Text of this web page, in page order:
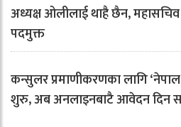
अध्यक्ष ओलीलाई थाहै छैन,
पदमुक्त
कन्सुलर प्रमाणीकरणका लागि ‘नेपाल
शुरु, अब अनलाइनबाटै आवेदन दिन